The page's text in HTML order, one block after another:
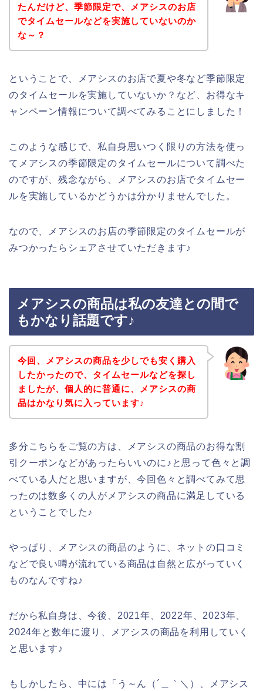
たんだけど、季節限定で、メアシスのお店
でタイムセールなどを実施していないのか
な～？
ということで、メアシスのお店で夏や冬など季節限定
のタイムセールを実施していないか？など、お得なキ
ャンペーン情報について調べてみることにしました！
このような感じで、私自身思いつく限りの方法を使っ
てメアシスの季節限定のタイムセールについて調べた
のですが、残念ながら、メアシスのお店でタイムセー
ルを実施しているかどうかは分かりませんでした。
なので、メアシスのお店の季節限定のタイムセールが
みつかったらシェアさせていただきます♪
メアシスの商品は私の友達との間で
もかなり話題です♪
今回、メアシスの商品を少しでも安く購入
したかったので、タイムセールなどを探し
ましたが、個人的に普通に、メアシスの商
品はかなり気に入っています♪
多分こちらをご覧の方は、メアシスの商品のお得な割
引クーポンなどがあったらいいのに♪と思って色々と調
べている人だと思いますが、今回色々と調べてみて思
ったのは数多くの人がメアシスの商品に満足している
ということでした♪
やっぱり、メアシスの商品のように、ネットの口コミ
などで良い噂が流れている商品は自然と広がっていく
ものなんですね♪
だから私自身は、今後、2021年、2022年、2023年、
2024年と数年に渡り、メアシスの商品を利用していく
と思います♪
もしかしたら、中には「う～ん（´＿｀＼）、メアシス